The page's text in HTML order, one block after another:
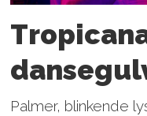
Palmer, blinkende